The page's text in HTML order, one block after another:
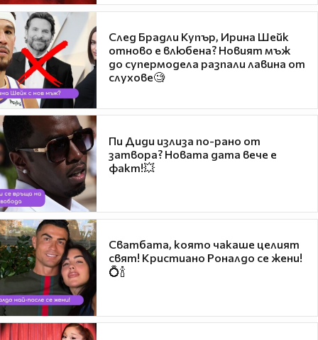
След Брадли Купър, Ирина Шейк
отново е влюбена? Новият мъж
до супермодела разпали лавина от
слухове🧐
Пи Диди излиза по-рано от
затвора? Новата дата вече е
факт!💥
Сватбата, която чакаше целият
свят! Кристиано Роналдо се жени!
💍🍾